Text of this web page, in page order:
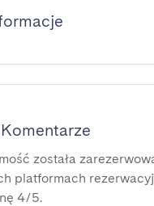
Komentarze
została
platformach
4/5.